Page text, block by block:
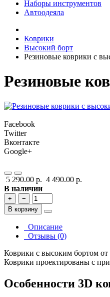
Наборы инструментов
Автоодеяла
Коврики
Высокий борт
Резиновые коврики с
Резиновые
Facebook
Twitter
Вконтакте
Google+
5 290.00 р. 4 490.00 р.
В наличии
+
−
В корзину
Описание
Отзывы (0)
Коврики с высоким бортом от
Коврики проектированы с
Особенности 3D